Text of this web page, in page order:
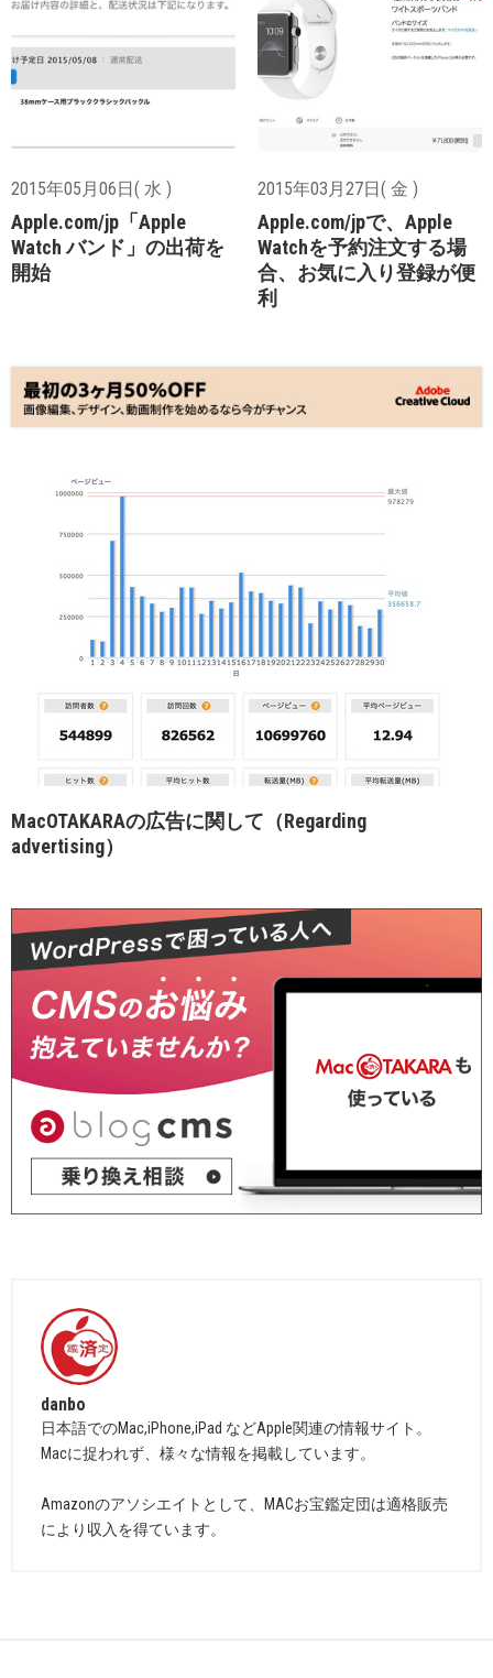
2015年05月06日( 水 )
Apple.com/jp「Apple
Watch バンド」の出荷を
開始
2015年03月27日( 金 )
Apple.com/jpで、Apple
Watchを予約注文する場
合、お気に入り登録が便
利
MacOTAKARAの広告に関して（Regarding
advertising）
danbo
日本語でのMac,iPhone,iPad などApple関連の情報サイト。
Macに捉われず、様々な情報を掲載しています。
Amazonのアソシエイトとして、MACお宝鑑定団は適格販売
により収入を得ています。